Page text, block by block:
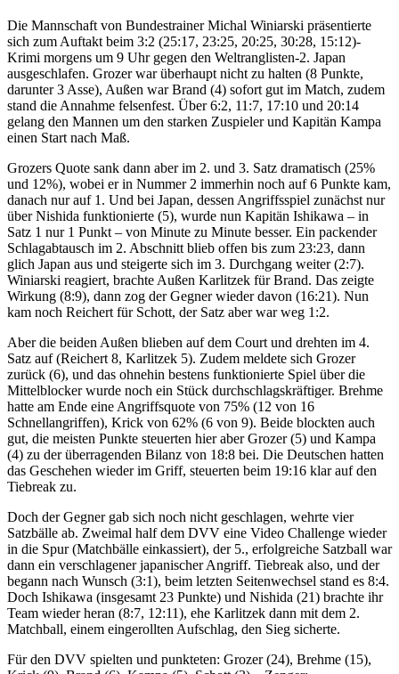
Die Mannschaft von Bundestrainer Michal Winiarski präsentierte
sich zum Auftakt beim 3:2 (25:17, 23:25, 20:25, 30:28, 15:12)-
Krimi morgens um 9 Uhr gegen den Weltranglisten-2. Japan
ausgeschlafen. Grozer war überhaupt nicht zu halten (8 Punkte,
darunter 3 Asse), Außen war Brand (4) sofort gut im Match, zudem
stand die Annahme felsenfest. Über 6:2, 11:7, 17:10 und 20:14
gelang den Mannen um den starken Zuspieler und Kapitän Kampa
einen Start nach Maß.
Grozers Quote sank dann aber im 2. und 3. Satz dramatisch (25%
und 12%), wobei er in Nummer 2 immerhin noch auf 6 Punkte kam,
danach nur auf 1. Und bei Japan, dessen Angriffsspiel zunächst nur
über Nishida funktionierte (5), wurde nun Kapitän Ishikawa – in
Satz 1 nur 1 Punkt – von Minute zu Minute besser. Ein packender
Schlagabtausch im 2. Abschnitt blieb offen bis zum 23:23, dann
glich Japan aus und steigerte sich im 3. Durchgang weiter (2:7).
Winiarski reagiert, brachte Außen Karlitzek für Brand. Das zeigte
Wirkung (8:9), dann zog der Gegner wieder davon (16:21). Nun
kam noch Reichert für Schott, der Satz aber war weg 1:2.
Aber die beiden Außen blieben auf dem Court und drehten im 4.
Satz auf (Reichert 8, Karlitzek 5). Zudem meldete sich Grozer
zurück (6), und das ohnehin bestens funktionierte Spiel über die
Mittelblocker wurde noch ein Stück durchschlagskräftiger. Brehme
hatte am Ende eine Angriffsquote von 75% (12 von 16
Schnellangriffen), Krick von 62% (6 von 9). Beide blockten auch
gut, die meisten Punkte steuerten hier aber Grozer (5) und Kampa
(4) zu der überragenden Bilanz von 18:8 bei. Die Deutschen hatten
das Geschehen wieder im Griff, steuerten beim 19:16 klar auf den
Tiebreak zu.
Doch der Gegner gab sich noch nicht geschlagen, wehrte vier
Satzbälle ab. Zweimal half dem DVV eine Video Challenge wieder
in die Spur (Matchbälle einkassiert), der 5., erfolgreiche Satzball war
dann ein verschlagener japanischer Angriff. Tiebreak also, und der
begann nach Wunsch (3:1), beim letzten Seitenwechsel stand es 8:4.
Doch Ishikawa (insgesamt 23 Punkte) und Nishida (21) brachte ihr
Team wieder heran (8:7, 12:11), ehe Karlitzek dann mit dem 2.
Matchball, einem eingerollten Aufschlag, den Sieg sicherte.
Für den DVV spielten und punkteten: Grozer (24), Brehme (15),